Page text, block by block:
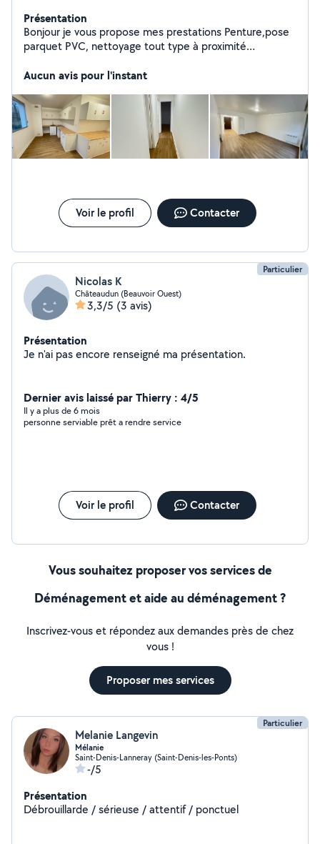
Présentation
Bonjour je vous propose mes prestations Penture,pose
parquet PVC, nettoyage tout type à proximité
Aucun avis pour l'instant
Voir le profil Contacter
Particulier
Nicolas K
Châteaudun (Beauvoir Ouest)
3,3/5 (3 avis)
Présentation
Je n'ai pas encore renseigné ma présentation.
Dernier avis laissé par Thierry : 4/5
Il y a plus de 6 mois
personne serviable prêt a rendre service
Voir le profil Contacter
Vous souhaitez proposer vos services de
Déménagement et aide au déménagement ?
Inscrivez-vous et répondez aux demandes près de chez
vous !
Proposer mes services
Particulier
Melanie Langevin
Mélanie
Saint-Denis-Lanneray (Saint-Denis-les-Ponts)
-/5
Présentation
Débrouillarde / sérieuse / attentif / ponctuel